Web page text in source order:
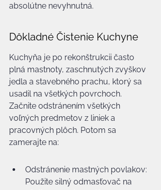
absolútne nevyhnutná.
Dôkladné Čistenie Kuchyne
Kuchyňa je po rekonštrukcii často
plná mastnoty, zaschnutých zvyškov
jedla a stavebného prachu, ktorý sa
usadil na všetkých povrchoch.
Začnite odstránením všetkých
voľných predmetov z liniek a
pracovných plôch. Potom sa
zamerajte na:
Odstránenie mastných povlakov:
Použite silný odmasťovač na